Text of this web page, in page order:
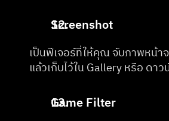
Screenshot
เป็นฟีเจอร์ที่ให้คุณ จับภาพหน้า
แล้วเก็บไว้ใน Gallery หรือ ดา
Game Filter